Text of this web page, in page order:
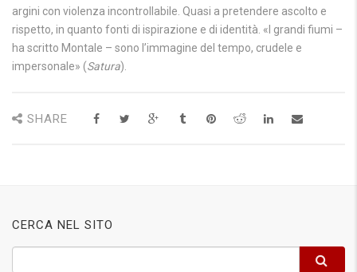
argini con violenza incontrollabile. Quasi a pretendere ascolto e
rispetto, in quanto fonti di ispirazione e di identità. «I grandi fiumi –
ha scritto Montale – sono l’immagine del tempo, crudele e
impersonale» (Satura).
SHARE
CERCA NEL SITO